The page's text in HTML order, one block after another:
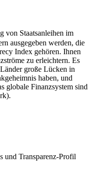
von Staatsanleihen im
ausgegeben werden, die
Index gehören. Ihnen
zu erleichtern. Es
große Lücken in
haben, und
globale Finanzsystem sind
und Transparenz-Profil